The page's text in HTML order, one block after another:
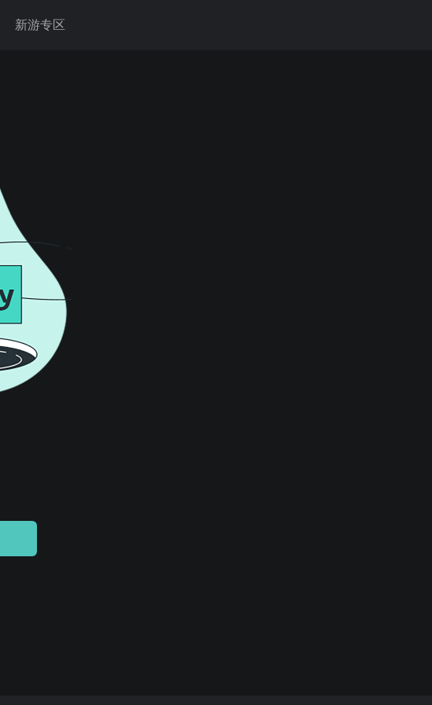
新游专区